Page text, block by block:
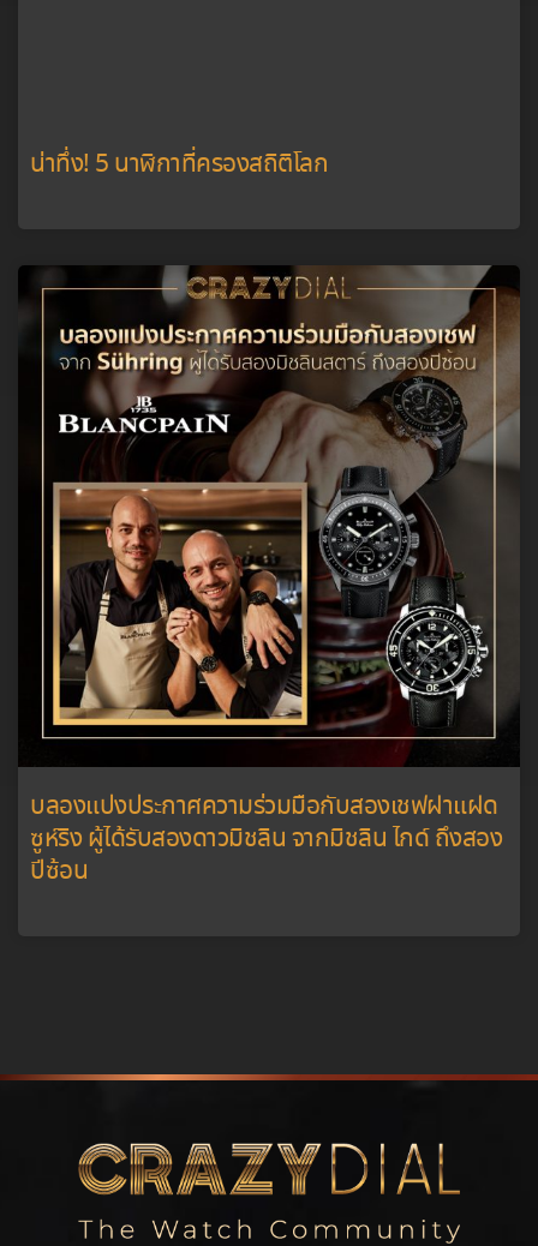
น่าทึ่ง! 5 นาฬิกาที่ครองสถิติโลก
บลองแปงประกาศความร่วมมือกับสองเชฟฝาแฝด
ซูห์ริง ผู้ได้รับสองดาวมิชลิน จากมิชลิน ไกด์ ถึงสอง
ปีซ้อน